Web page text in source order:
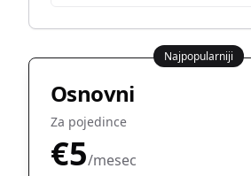
Najpopularniji
Osnovni
Za pojedince
€5/mesec